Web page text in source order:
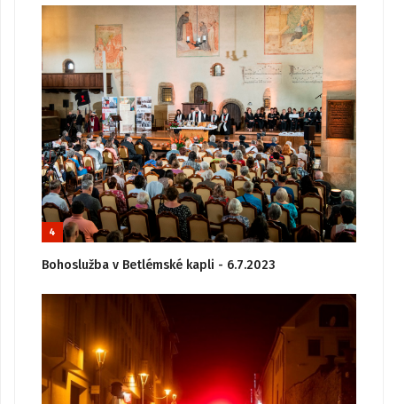
4
Bohoslužba v Betlémské kapli - 6.7.2023